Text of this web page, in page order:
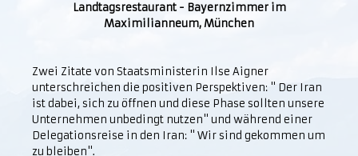
Landtagsrestaurant - Bayernzimmer im
Maximilianneum, München
Zwei Zitate von Staatsministerin Ilse Aigner
unterschreichen die positiven Perspektiven: " Der Iran
ist dabei, sich zu öffnen und diese Phase sollten unsere
Unternehmen unbedingt nutzen" und während einer
Delegationsreise in den Iran: " Wir sind gekommen um
zu bleiben".